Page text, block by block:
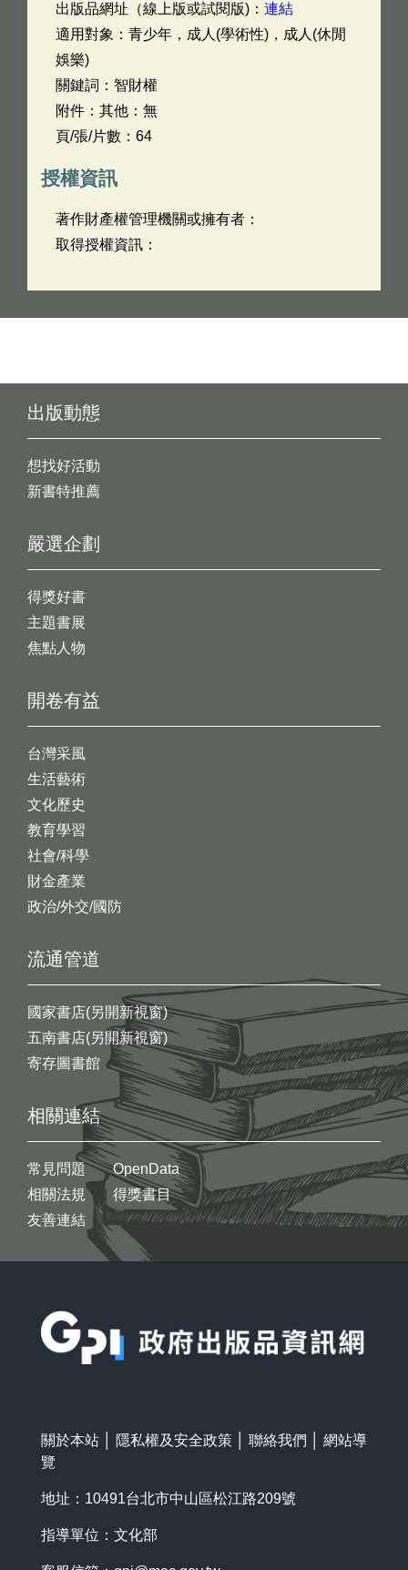
出版品網址（線上版或試閱版)： 連結
適用對象：青少年，成人(學術性)，成人(休閒
娛樂)
關鍵詞：智財權
附件：其他：無
頁/張/片數：64
授權資訊
著作財產權管理機關或擁有者：
取得授權資訊：
出版動態
想找好活動
新書特推薦
開卷有益
台灣采風
生活藝術
文化歷史
教育學習
社會/科學
財金產業
政治/外交/國防
嚴選企劃
得獎好書
主題書展
焦點人物
流通管道
國家書店(另開新視窗)
五南書店(另開新視窗)
寄存圖書館
相關連結
常見問題
相關法規
友善連結
OpenData
得獎書目
關於本站 隱私權及安全政策 聯絡我們
網站導
覽
地址：10491台北市中山區松江路209號
指導單位：文化部